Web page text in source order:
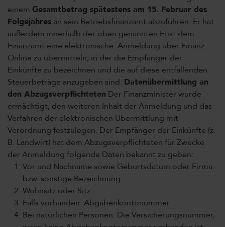
einem Gesamtbetrag spätestens am 15. Februar des
Folgejahres an sein Betriebsfinanzamt abzuführen. Er hat
außerdem innerhalb der oben genannten Frist dem
Finanzamt eine elektronische Anmeldung über Finanz
Online zu übermitteln, in der die Empfänger der
Einkünfte zu bezeichnen und die auf diese entfallenden
Steuerbeträge anzugeben sind. Datenübermittlung an
den Abzugsverpflichteten Der Finanzminister wurde
ermächtigt, den weiteren Inhalt der Anmeldung und das
Verfahren der elektronischen Übermittlung mit
Verordnung festzulegen. Der Empfänger der Einkünfte (z.
B. Landwirt) hat dem Abzugsverpflichteten für Zwecke
der Anmeldung folgende Daten bekannt zu geben:
Vor und Nachname sowie Geburtsdatum oder Firma
bzw. sonstige Bezeichnung
Wohnsitz oder Sitz
Falls vorhanden: Abgabenkontonummer
Bei natürlichen Personen: Die Versicherungsnummer,